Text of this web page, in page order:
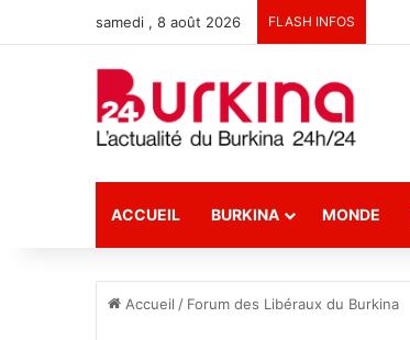
samedi , 8 août 2026 FLASH INFOS
ACCUEIL BURKINA MONDE
Accueil / Forum des Libéraux du Burkina